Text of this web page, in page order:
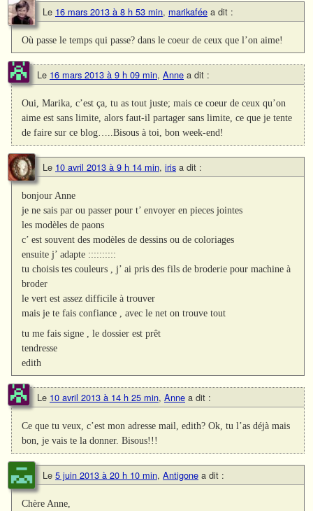
Le 16 mars 2013 à 8 h 53 min, marikafée a dit :
Où passe le temps qui passe? dans le coeur de ceux que l’on aime!
Le 16 mars 2013 à 9 h 09 min, Anne a dit :
Oui, Marika, c’est ça, tu as tout juste; mais ce coeur de ceux qu’on
aime est sans limite, alors faut-il partager sans limite, ce que je tente
de faire sur ce blog…..Bisous à toi, bon week-end!
Le 10 avril 2013 à 9 h 14 min, iris a dit :
bonjour Anne
je ne sais par ou passer pour t’ envoyer en pieces jointes
les modèles de paons
c’ est souvent des modèles de dessins ou de coloriages
ensuite j’ adapte ::::::::::
tu choisis tes couleurs , j’ ai pris des fils de broderie pour machine à
broder
le vert est assez difficile à trouver
mais je te fais confiance , avec le net on trouve tout
tu me fais signe , le dossier est prêt
tendresse
edith
Le 10 avril 2013 à 14 h 25 min, Anne a dit :
Ce que tu veux, c’est mon adresse mail, edith? Ok, tu l’as déjà mais
bon, je vais te la donner. Bisous!!!
Le 5 juin 2013 à 20 h 10 min, Antigone a dit :
Chère Anne,